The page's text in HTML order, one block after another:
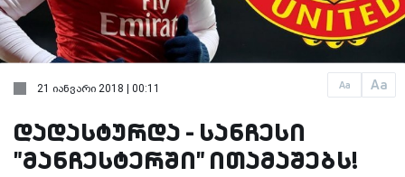
Aa Aa
21 იანვარი 2018 | 00:11
დადასტურდა - სანჩესი
"მანჩესტერში" ითამაშებს!